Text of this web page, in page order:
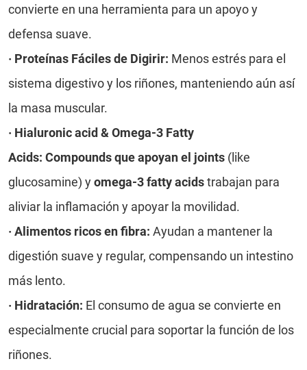
convierte en una herramienta para un apoyo y
defensa suave.
· Proteínas Fáciles de Digirir: Menos estrés para el
sistema digestivo y los riñones, manteniendo aún así
la masa muscular.
· Hialuronic acid & Omega-3 Fatty
Acids: Compounds que apoyan el joints (like
glucosamine) yomega-3 fatty acidstrabajan para
aliviar la inflamación y apoyar la movilidad.
· Alimentos ricos en fibra: Ayudan a mantener la
digestión suave y regular, compensando un intestino
más lento.
· Hidratación: El consumo de agua se convierte en
especialmente crucial para soportar la función de los
riñones.